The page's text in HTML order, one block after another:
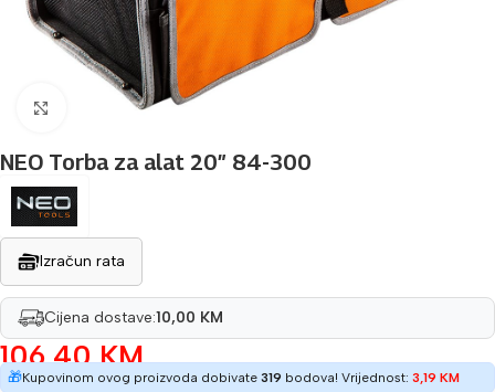
Povećaj sliku
NEO Torba za alat 20″ 84-300
Izračun rata
Cijena dostave:10,00 KM
106,40KM
🎁Kupovinom ovog proizvoda dobivate 319 bodova! Vrijednost: 3,19 KM